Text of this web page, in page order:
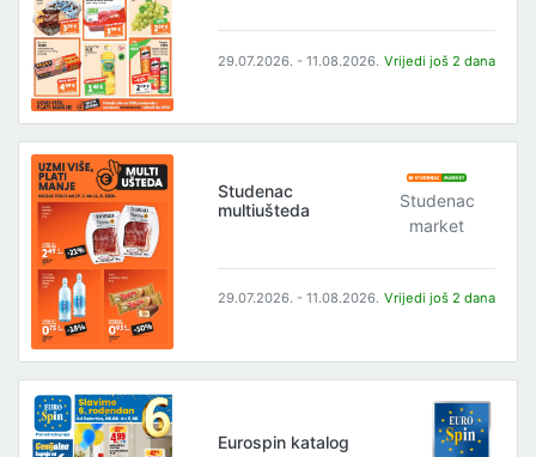
29.07.2026. - 11.08.2026. Vrijedi još 2 dana
Studenac
multiušteda
Studenac
market
29.07.2026. - 11.08.2026. Vrijedi još 2 dana
Eurospin katalog